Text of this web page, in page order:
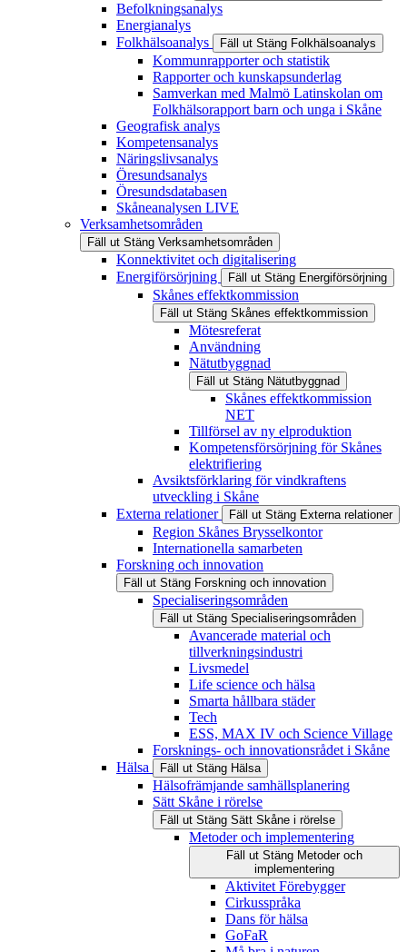
Befolkningsanalys
Energianalys
Folkhälsoanalys
Fäll ut Stäng Folkhälsoanalys
Kommunrapporter och statistik
Rapporter och kunskapsunderlag
Samverkan med Malmö Latinskolan om
Folkhälsorapport barn och unga i Skåne
Geografisk analys
Kompetensanalys
Näringslivsanalys
Öresundsanalys
Öresundsdatabasen
Skåneanalysen LIVE
Verksamhetsområden
Fäll ut Stäng Verksamhetsområden
Konnektivitet och digitalisering
Energiförsörjning
Fäll ut Stäng Energiförsörjning
Skånes effektkommission
Fäll ut Stäng Skånes effektkommission
Mötesreferat
Användning
Nätutbyggnad
Fäll ut Stäng Nätutbyggnad
Skånes effektkommission
NET
Tillförsel av ny elproduktion
Kompetensförsörjning för Skånes
elektrifiering
Avsiktsförklaring för vindkraftens
utveckling i Skåne
Externa relationer
Fäll ut Stäng Externa relationer
Region Skånes Brysselkontor
Internationella samarbeten
Forskning och innovation
Fäll ut Stäng Forskning och innovation
Specialiseringsområden
Fäll ut Stäng Specialiseringsområden
Avancerade material och
tillverkningsindustri
Livsmedel
Life science och hälsa
Smarta hållbara städer
Tech
ESS, MAX IV och Science Village
Forsknings- och innovationsrådet i Skåne
Hälsa
Fäll ut Stäng Hälsa
Hälsofrämjande samhällsplanering
Sätt Skåne i rörelse
Fäll ut Stäng Sätt Skåne i rörelse
Metoder och implementering
Fäll ut Stäng Metoder och
implementering
Aktivitet Förebygger
Cirkusspråka
Dans för hälsa
GoFaR